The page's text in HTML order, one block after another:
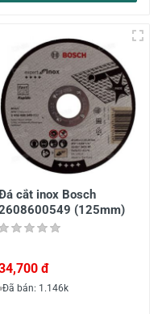
cắt inox Bosch
(125mm)
đ
Đã bán: 1.146k